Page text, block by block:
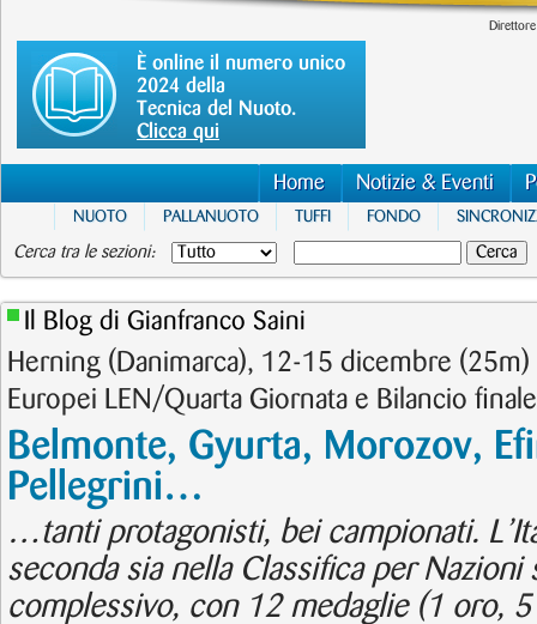
È online il numero unico
2024 della
Tecnica del Nuoto.
Clicca qui
Home Notizie & Eventi
NUOTO PALLANUOTO TUFFI FONDO
Cerca tra le sezioni:
Il Blog di Gianfranco Saini
Herning (Danimarca), 12-15 dicembre
Europei LEN/Quarta Giornata e Bilancio finale
Belmonte, Gyurta, Morozov,
Pellegrini…
…tanti protagonisti, bei campionati.
seconda sia nella Classifica per Nazioni
complessivo, con 12 medaglie (1 oro,